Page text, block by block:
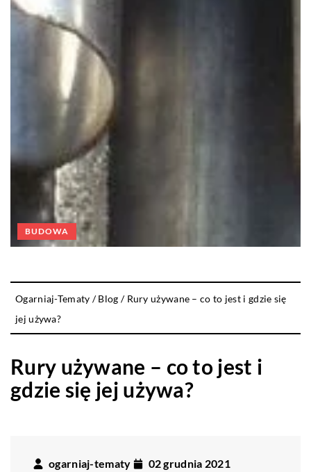
BUDOWA
Ogarniaj-Tematy /Blog / Rury używane – co to jest i gdzie się
jej używa?
Rury używane – co to jest i
gdzie się jej używa?
ogarniaj-tematy
02 grudnia 2021